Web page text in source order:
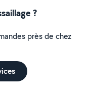
?
près de chez